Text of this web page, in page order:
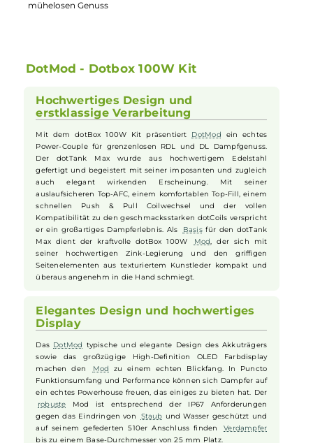
Flexible Akkunutzung & schneller Ladevorgang für
Großzügige Liquid-Kapazität & einfache Handhabung für
DotMod - Dotbox 100W Kit
Hochwertiges Design und
erstklassige Verarbeitung
Mit dem dotBox 100W Kit präsentiertDotModein echtes
Power-Couple für grenzenlosen RDL und DL Dampfgenuss.
Der dotTank Max wurde aus hochwertigem Edelstahl
gefertigt und begeistert mit seiner imposanten und zugleich
schnellen Push & Pull Coilwechsel und der vollen
Kompatibilität zu den geschmacksstarken dotCoils verspricht
Max dient der kraftvolle dotBox 100W Mod , der sich mit
seiner hochwertigen Zink-Legierung und den griffigen
Seitenelementen aus texturiertem Kunstleder kompakt und
überaus angenehm in die Hand schmiegt.
Elegantes Design und hochwertiges